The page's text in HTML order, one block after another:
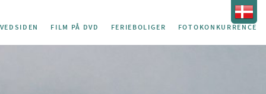
FILM PÅ DVD FERIEBOLIGER FOTOKONKURRENCE